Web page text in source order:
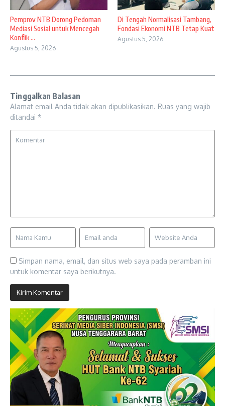
Pemprov NTB Dorong Pedoman
Mediasi Sosial untuk Mencegah
Konflik ...
Agustus 5, 2026
Di Tengah Normalisasi Tambang,
Fondasi Ekonomi NTB Tetap Kuat
Agustus 5, 2026
Tinggalkan Balasan
Alamat email Anda tidak akan dipublikasikan. Ruas yang wajib
ditandai *
Simpan nama, email, dan situs web saya pada peramban ini
untuk komentar saya berikutnya.